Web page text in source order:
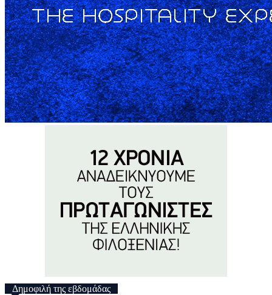
Δημοφιλή της εβδομάδας